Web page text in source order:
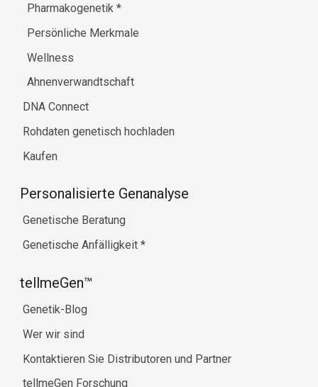
Pharmakogenetik*
Persönliche Merkmale
Wellness
Ahnenverwandtschaft
DNA Connect
Rohdaten genetisch hochladen
Kaufen
Personalisierte Genanalyse
Genetische Beratung
Genetische Anfälligkeit *
tellmeGen™
Genetik-Blog
Wer wir sind
Kontaktieren Sie Distributoren und Partner
tellmeGen Forschung